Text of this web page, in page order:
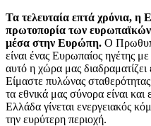
Τα τελευταία επτά χρόνια, η
πρωτοπορία των ευρωπαϊκών
μέσα στην Ευρώπη. Ο
είναι ένας Ευρωπαίος ηγέτης
αυτό η χώρα μας
Είμαστε πυλώνας
τα εθνικά μας σύνορα είναι
Ελλάδα γίνεται ενεργειακός
την ευρύτερη περιοχή.